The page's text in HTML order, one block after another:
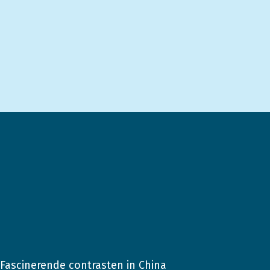
Fascinerende contrasten in China